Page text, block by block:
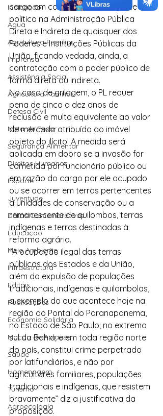
Indicação
Água
Agricultura Familiar
Imprensa
Assistência Social
Agricultura Familiar
Defesa Civil
Nota de Pesar
Segurança Alimentar
Direitos Humanos
Esporte
Juventude
Datas Comemorativas
Educação
Meio Ambiente
Infraestrutura
Editais
Publicações
Economia Solidária
Moção de Aplauso
Saúde
Homenagem
Turismo
Agroecologia
cargo em comissão ou de agente
político na Administração Pública
Direta e Indireta de quaisquer dos
Poderes e Instituições Públicas da
União, ficando vedada, ainda, a
contratação com o poder público de
forma direta ou indireta.
No caso de grilagem, o PL requer
pena de cinco a dez anos de
reclusão e multa equivalente ao valor
de mercado atribuído ao imóvel
objeto do ilícito. A medida será
aplicada em dobro se a invasão for
cometida por funcionário público ou
em razão do cargo por ele ocupado
ou se ocorrer em terras pertencentes
a unidades de conservação ou a
remanescente de quilombos, terras
indígenas e terras destinadas à
reforma agrária.
“A ocupação ilegal das terras
públicas dos Estados e da União,
além da expulsão de populações
tradicionais, indígenas e quilombolas,
a exemplo do que acontece hoje na
região do Pontal do Paranapanema,
no Estado de São Paulo; no extremo
sul da Bahia; e em toda região norte
do país, constitui crime perpetrado
por latifundiários, e não por
agricultores familiares, populações
tradicionais e indígenas, que resistem
bravamente” diz a justificativa da
proposição.